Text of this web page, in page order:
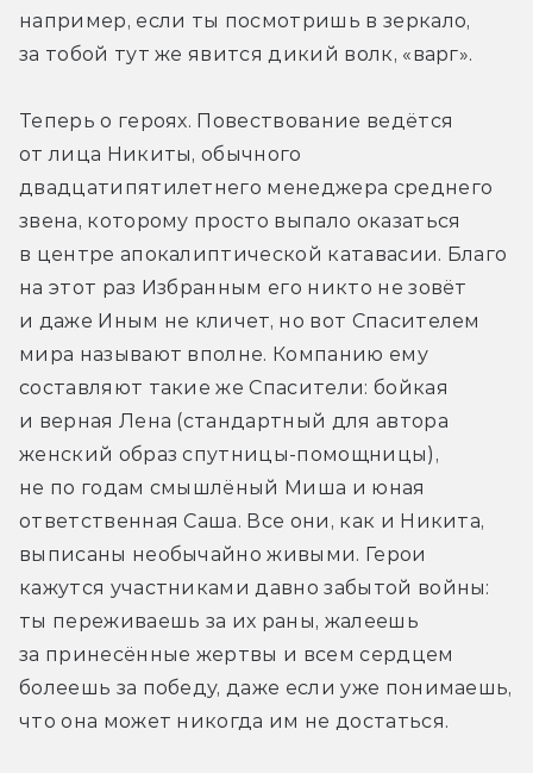
например, если ты посмотришь в зеркало,
за тобой тут же явится дикий волк, «варг».
Теперь о героях. Повествование ведётся
от лица Никиты, обычного
двадцатипятилетнего менеджера среднего
звена, которому просто выпало оказаться
в центре апокалиптической катавасии. Благо
на этот раз Избранным его никто не зовёт
и даже Иным не кличет, но вот Спасителем
мира называют вполне. Компанию ему
составляют такие же Спасители: бойкая
и верная Лена (стандартный для автора
женский образ спутницы-помощницы),
не по годам смышлёный Миша и юная
ответственная Саша. Все они, как и Никита,
выписаны необычайно живыми. Герои
кажутся участниками давно забытой войны:
ты переживаешь за их раны, жалеешь
за принесённые жертвы и всем сердцем
болеешь за победу, даже если уже понимаешь,
что она может никогда им не достаться.